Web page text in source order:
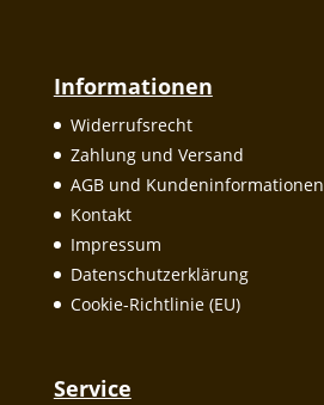
Informationen
Widerrufsrecht
Zahlung und Versand
AGB und Kundeninformationen
Kontakt
Impressum
Datenschutzerklärung
Cookie-Richtlinie (EU)
Service